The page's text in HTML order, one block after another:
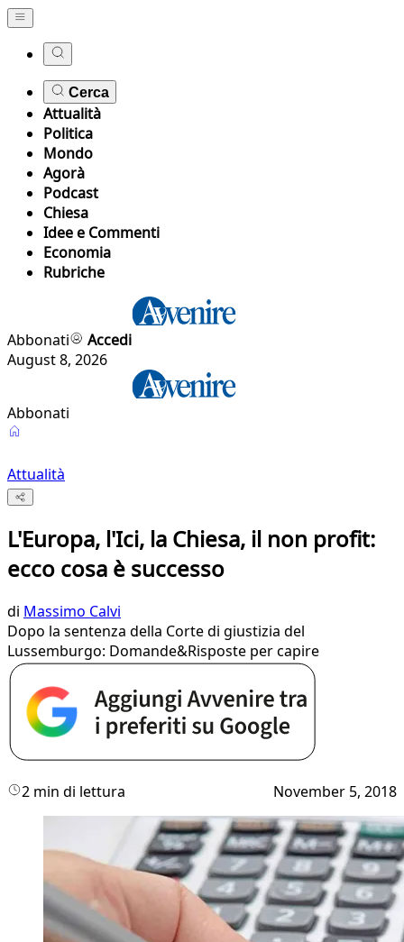
Cerca
Attualità
Politica
Mondo
Agorà
Podcast
Chiesa
Idee e Commenti
Economia
Rubriche
Abbonati
Accedi
August 8, 2026
Abbonati
Attualità
L'Europa, l'Ici, la Chiesa, il non profit:
ecco cosa è successo
di Massimo Calvi
Dopo la sentenza della Corte di giustizia del
Lussemburgo: Domande&Risposte per capire
2 min di lettura November 5, 2018